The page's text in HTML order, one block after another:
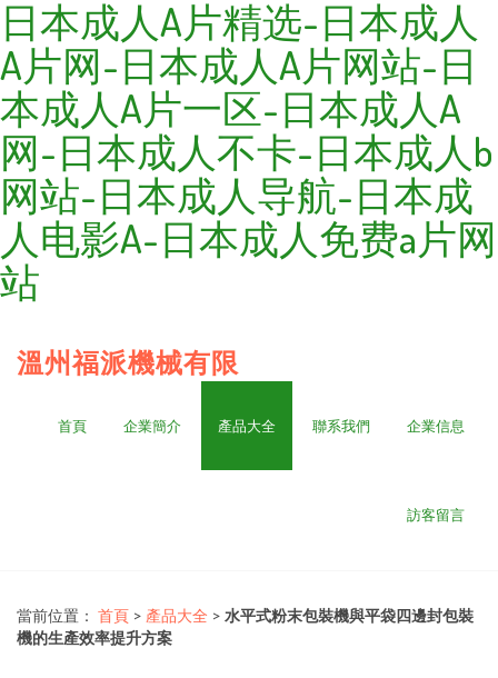
日本成人A片精选-日本成人
A片网-日本成人A片网站-日
本成人A片一区-日本成人A
网-日本成人不卡-日本成人b
网站-日本成人导航-日本成
人电影A-日本成人免费a片网
站
溫州福派機械有限
首頁 企業簡介 產品大全 聯系我們 企業信息
訪客留言
當前位置： 首頁 > 產品大全 > 水平式粉末包裝機與平袋四邊封包裝
機的生產效率提升方案